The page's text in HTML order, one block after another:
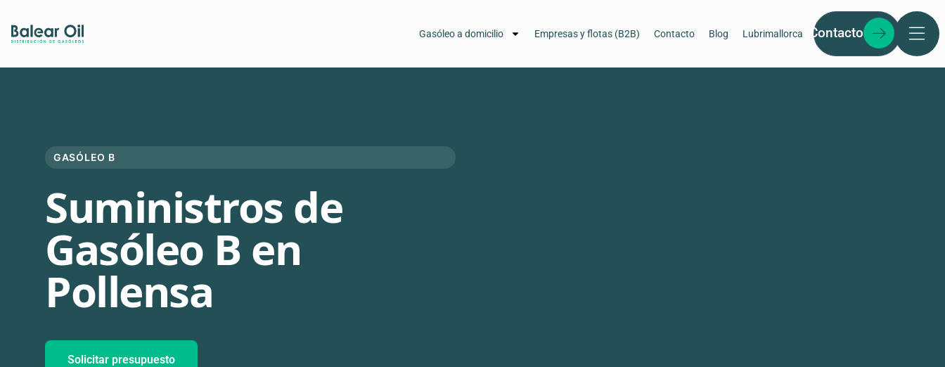
Gasóleo a domicilio Empresas y flotas (B2B) Contacto Blog Lubrimallorca Contacto
GASÓLEO B
Suministros de
Gasóleo B en
Pollensa
Solicitar presupuesto